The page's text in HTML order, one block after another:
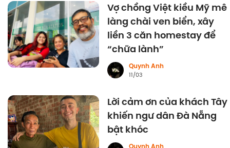
Vợ chồng Việt kiều Mỹ mê
làng chài ven biển, xây
liền 3 căn homestay để
“chữa lành”
Quynh Anh
11/03
Lời cảm ơn của khách Tây
khiến ngư dân Đà Nẵng
bật khóc